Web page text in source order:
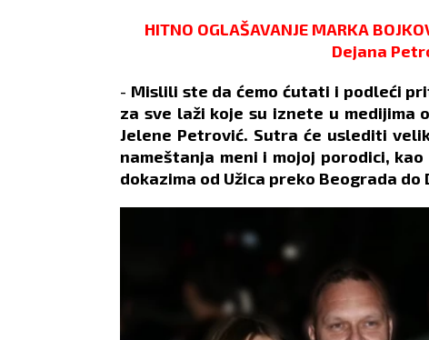
HITNO OGLAŠAVANJE MARKA
Dejana
- Mislili ste da ćemo ćutati i podleći
za sve laži koje su iznete u medijima
Jelene Petrović. Sutra će uslediti
nameštanja meni i mojoj porodici,
dokazima od Užica preko Beograda do